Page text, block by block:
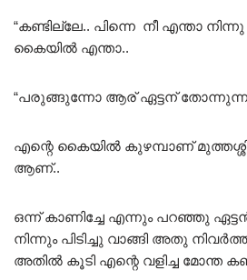
“കണ്ടില്ലേ.. പിന്നെ നീ എന്താ
കൈയിൽ എന്താ..
“പരുങ്ങുന്നോ ആര് ഏട്ടന്
എന്റെ കൈയിൽ കുഴമ്പാണ്
ആണ്..
ഒന്ന് കാണിച്ചേ എന്നും പറഞ്ഞു
നിന്നും പിടിച്ചു വാങ്ങി അതു
അതിൽ കൂടി എന്റെ വളിച്ച മോന്ത